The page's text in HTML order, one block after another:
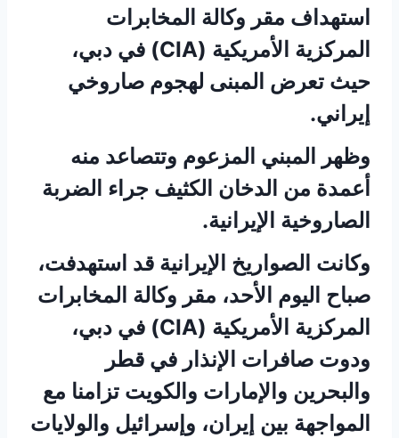
استهداف مقر وكالة المخابرات
المركزية الأمريكية (CIA) في دبي،
حيث تعرض المبنى لهجوم صاروخي
إيراني.
وظهر المبني المزعوم وتتصاعد منه
أعمدة من الدخان الكثيف جراء الضربة
الصاروخية الإيرانية.
وكانت الصواريخ الإيرانية قد استهدفت،
صباح اليوم الأحد، مقر وكالة المخابرات
المركزية الأمريكية (CIA) في دبي،
ودوت صافرات الإنذار في قطر
والبحرين والإمارات والكويت تزامنا مع
المواجهة بين إيران، وإسرائيل والولايات